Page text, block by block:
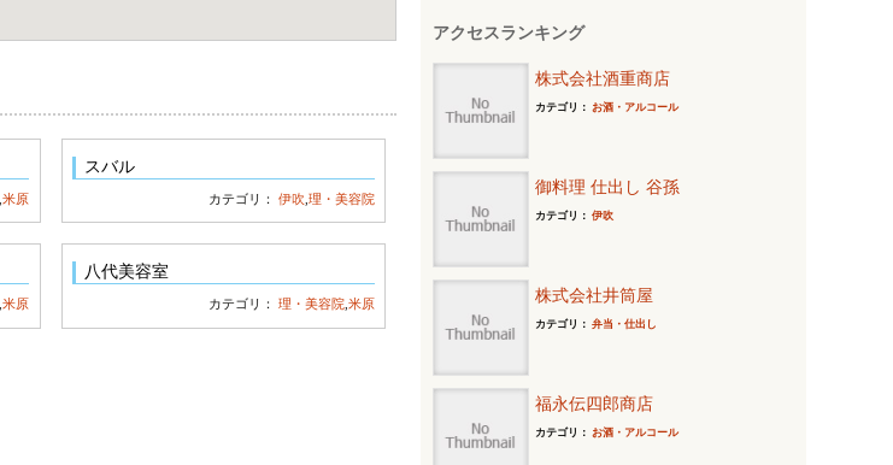
,米原
スバル
カテゴリ： 伊吹 理・美容院
,米原
八代美容室
カテゴリ： 理・美容院, 米原
アクセスランキング
株式会社酒重商店
カテゴリ： お酒・アルコール
御料理 仕出し 谷孫
カテゴリ： 伊吹
株式会社井筒屋
カテゴリ： 弁当・仕出し
福永伝四郎商店
カテゴリ： お酒・アルコール